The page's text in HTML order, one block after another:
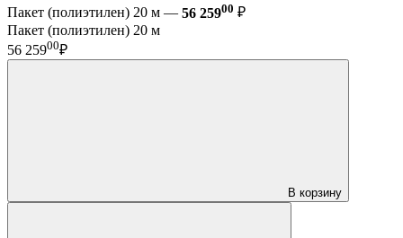
Пакет (полиэтилен) 20 м — 56 25900 ₽
Пакет (полиэтилен) 20 м
56 25900₽
В корзину